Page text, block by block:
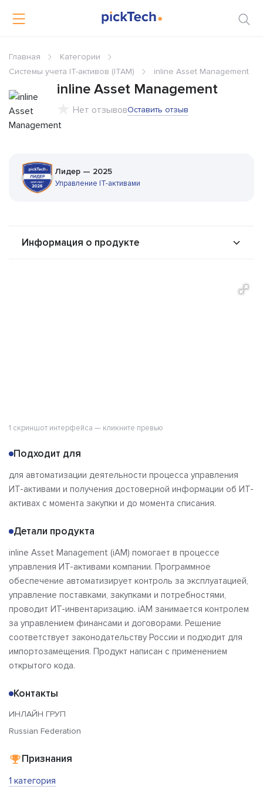
Главная
Категории
Системы учета IT-активов (ITAM)
inline Asset Management
inline Asset Management
Нет отзывовОставить отзыв
Лидер — 2025
Управление IT-активами
Информация о продукте
1 скриншот интерфейса — кликните превью
Подходит для
для автоматизации деятельности процесса управления
ИТ-активами и получения достоверной информации об ИТ-
активах с момента закупки и до момента списания.
Детали продукта
inline Asset Management (iAM) помогает в процессе
управления ИТ-активами компании. Программное
обеспечение автоматизирует контроль за эксплуатацией,
управление поставками, закупками и потребностями,
проводит ИТ-инвентаризацию. iAM занимается контролем
за управлением финансами и договорами. Решение
соответствует законодательству России и подходит для
импортозамещения. Продукт написан с применением
открытого кода.
Контакты
ИНЛАЙН ГРУП
Russian Federation
Признания
1 категория